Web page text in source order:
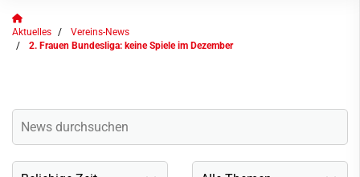
Aktuelles
Vereins-News
2. Frauen Bundesliga: keine Spiele im Dezember